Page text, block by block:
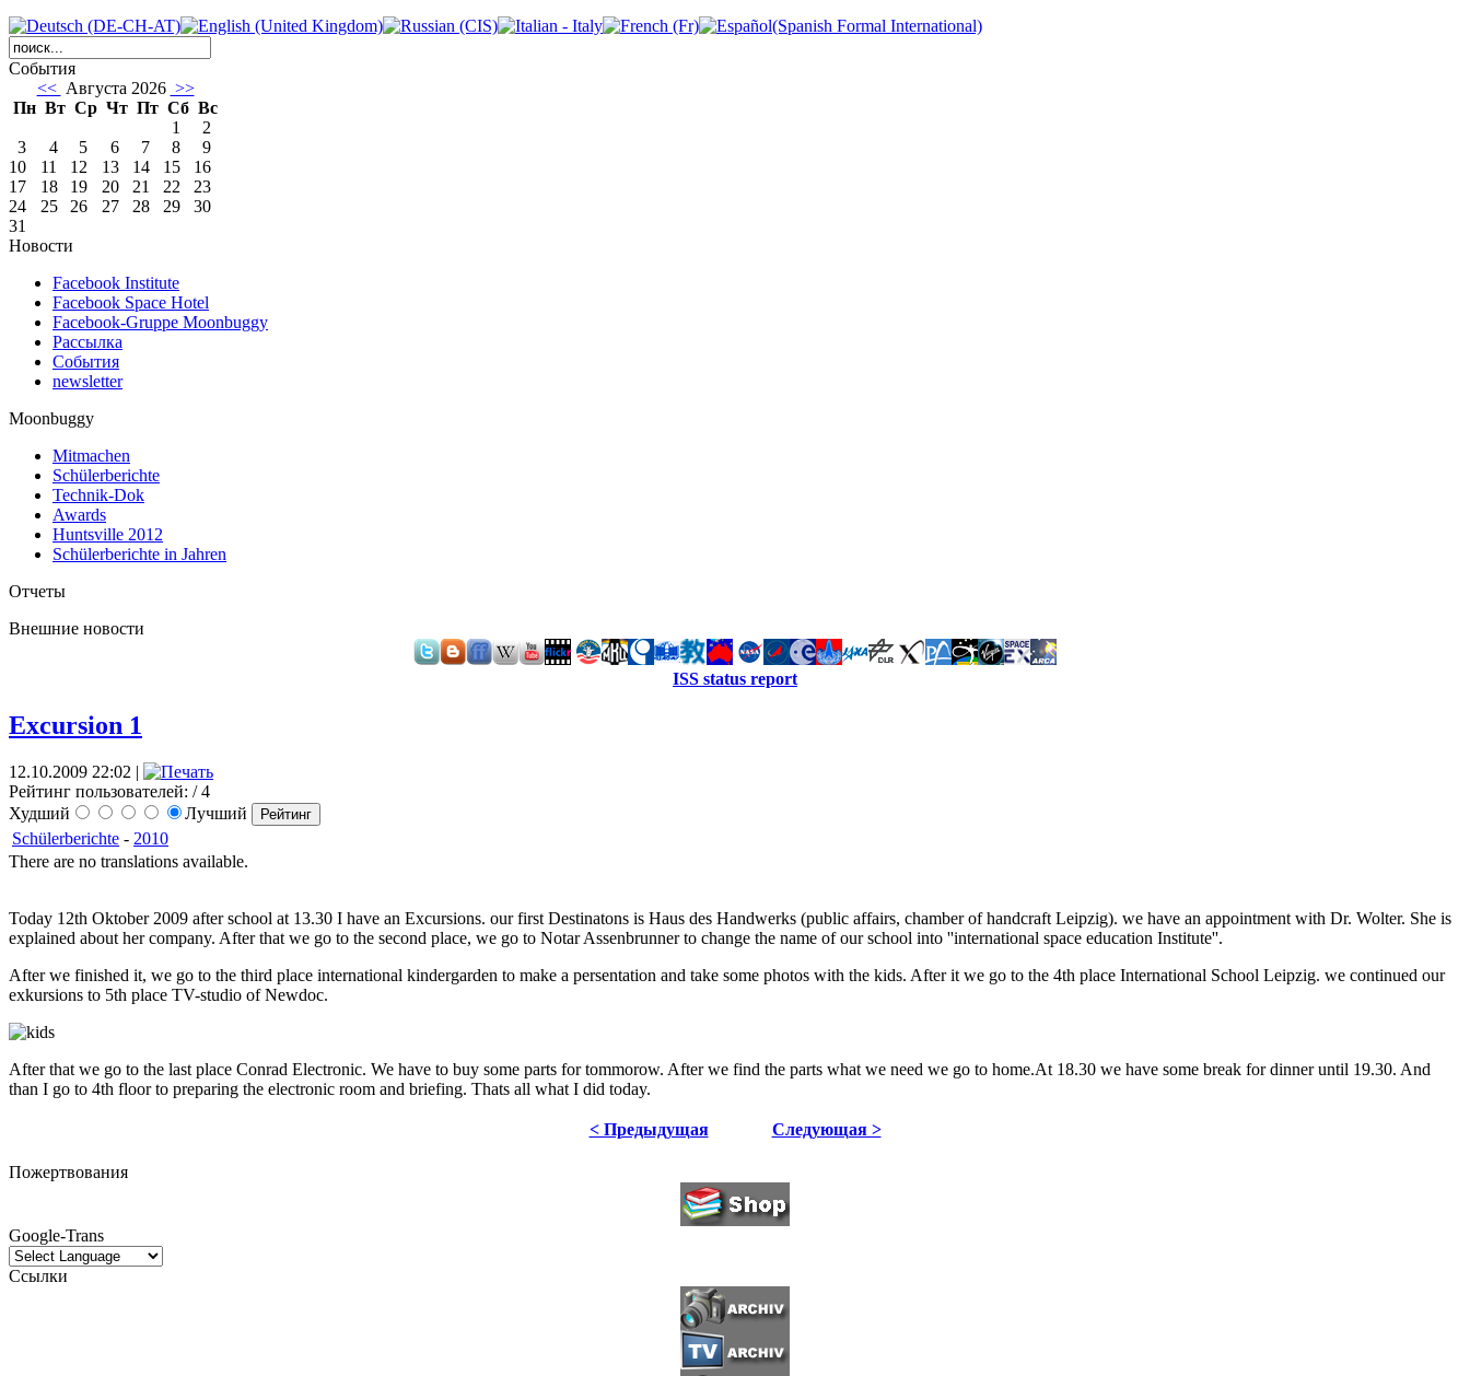
События
<< Августа 2026 >>
Пн Вт Ср Чт Пт Сб Вс
1
2
3
4 5 6 7 8
9
10
11 12 13 14 15
16
17
18 19 20 21 22
23
24
25 26 27 28 29
30
31
Новости
Facebook Institute
Facebook Space Hotel
Facebook-Gruppe Moonbuggy
Рассылка
События
newsletter
Moonbuggy
Mitmachen
Schülerberichte
Technik-Dok
Awards
Huntsville 2012
Schülerberichte in Jahren
Отчеты
Внешние новости
ISS status report
Excursion 1
12.10.2009 22:02 |
Рейтинг пользователей: / 4
Худший
Лучший
Schülerberichte - 2010
There are no translations available.
Today 12th Oktober 2009 after school at 13.30 I have an Excursions. our first Destinatons is Haus des Handwerks (public affairs, chamber of handcraft Leipzig). we have an appointment with Dr. Wolter. She is
explained about her company. After that we go to the second place, we go to Notar Assenbrunner to change the name of our school into ''international space education Institute''.
After we finished it, we go to the third place international kindergarden to make a persentation and take some photos with the kids. After it we go to the 4th place International School Leipzig. we continued our
exkursions to 5th place TV-studio of Newdoc.
After that we go to the last place Conrad Electronic. We have to buy some parts for tommorow. After we find the parts what we need we go to home.At 18.30 we have some break for dinner until 19.30. And
than I go to 4th floor to preparing the electronic room and briefing. Thats all what I did today.
< Предыдущая Следующая >
Пожертвования
Google-Trans
Ссылки